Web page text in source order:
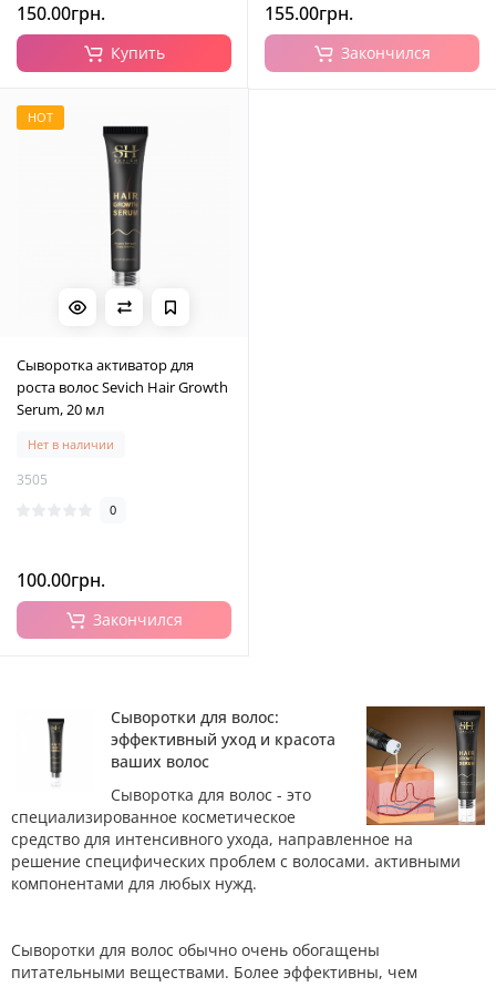
150.00грн.
Купить
155.00грн.
Закончился
HOT
Сыворотка активатор для
роста волос Sevich Hair Growth
Serum, 20 мл
Нет в наличии
3505
0
100.00грн.
Закончился
Сыворотки для волос:
эффективный уход и красота
ваших волос
Сыворотка для волос - это
специализированное косметическое
средство для интенсивного ухода, направленное на
решение специфических проблем с волосами. активными
компонентами для любых нужд.
Сыворотки для волос обычно очень обогащены
питательными веществами. Более эффективны, чем